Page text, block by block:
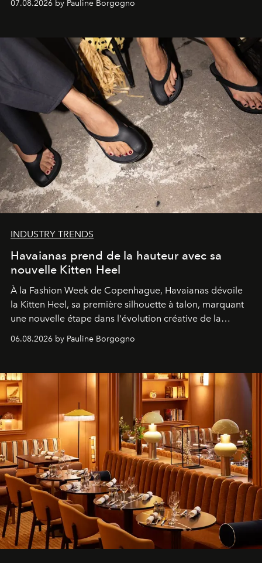
07.08.2026 by Pauline Borgogno
INDUSTRY TRENDS
Havaianas prend de la hauteur avec sa
nouvelle Kitten Heel
À la Fashion Week de Copenhague, Havaianas dévoile
la Kitten Heel, sa première silhouette à talon, marquant
une nouvelle étape dans l'évolution créative de la
06.08.2026 by Pauline Borgogno